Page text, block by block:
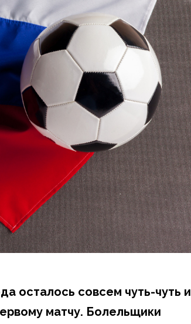
осталось совсем чуть-чуть и
матчу. Болельщики